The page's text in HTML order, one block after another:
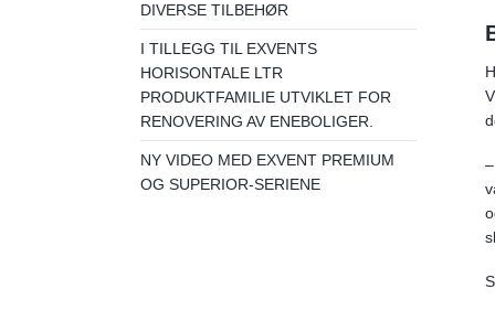
DIVERSE TILBEHØR
I TILLEGG TIL EXVENTS
HORISONTALE LTR
PRODUKTFAMILIE UTVIKLET FOR
RENOVERING AV ENEBOLIGER.
NY VIDEO MED EXVENT PREMIUM
OG SUPERIOR-SERIENE